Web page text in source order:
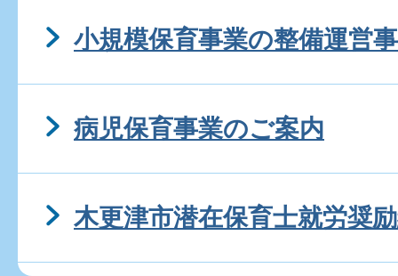
小規模保育事業の整備運営
病児保育事業のご案内
木更津市潜在保育士就労奨